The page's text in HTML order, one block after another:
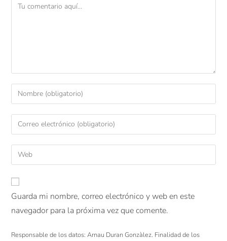
Guarda mi nombre, correo electrónico y web en este
navegador para la próxima vez que comente.
Responsable de los datos: Arnau Duran Gonzàlez. Finalidad de los